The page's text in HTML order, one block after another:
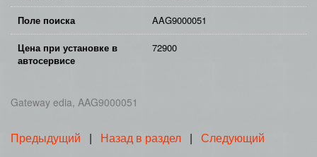
Поле поиска AAG9000051
Цена при установке в
автосервисе
72900
Gateway edia, AAG9000051
Предыдущий | Назад в раздел | Следующий